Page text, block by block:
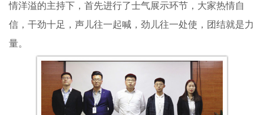
情洋溢的主持下，首先进行了士气展示环节，大家热情自
信，干劲十足，声儿往一起喊，劲儿往一处使，团结就是力
量。